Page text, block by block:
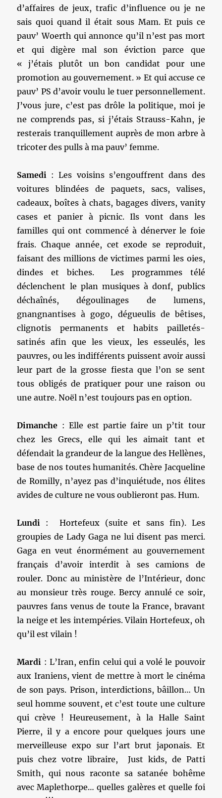
d’affaires de jeux, trafic d’influence ou je ne
sais quoi quand il était sous Mam. Et puis ce
pauv’ Woerth qui annonce qu’il n’est pas mort
et qui digère mal son éviction parce que
« j’étais plutôt un bon candidat pour une
promotion au gouvernement. » Et qui accuse ce
pauv’ PS d’avoir voulu le tuer personnellement.
J’vous jure, c’est pas drôle la politique, moi je
ne comprends pas, si j’étais Strauss-Kahn, je
resterais tranquillement auprès de mon arbre à
tricoter des pulls à ma pauv’ femme.
Samedi : Les voisins s’engouffrent dans des
voitures blindées de paquets, sacs, valises,
cadeaux, boîtes à chats, bagages divers, vanity
cases et panier à picnic. Ils vont dans les
familles qui ont commencé à dénerver le foie
frais. Chaque année, cet exode se reproduit,
faisant des millions de victimes parmi les oies,
dindes et biches. Les programmes télé
déclenchent le plan musiques à donf, publics
déchaînés, dégoulinages de lumens,
gnangnantises à gogo, dégueulis de bêtises,
clignotis permanents et habits pailletés-
satinés afin que les vieux, les esseulés, les
pauvres, ou les indifférents puissent avoir aussi
leur part de la grosse fiesta que l’on se sent
tous obligés de pratiquer pour une raison ou
une autre. Noël n’est toujours pas en option.
Dimanche : Elle est partie faire un p’tit tour
chez les Grecs, elle qui les aimait tant et
défendait la grandeur de la langue des Hellènes,
base de nos toutes humanités. Chère Jacqueline
de Romilly, n’ayez pas d’inquiétude, nos élites
avides de culture ne vous oublieront pas. Hum.
Lundi : Hortefeux (suite et sans fin). Les
groupies de Lady Gaga ne lui disent pas merci.
Gaga en veut énormément au gouvernement
français d’avoir interdit à ses camions de
rouler. Donc au ministère de l’Intérieur, donc
au monsieur très rouge. Bercy annulé ce soir,
pauvres fans venus de toute la France, bravant
la neige et les intempéries. Vilain Hortefeux, oh
qu’il est vilain !
Mardi : L’Iran, enfin celui qui a volé le pouvoir
aux Iraniens, vient de mettre à mort le cinéma
de son pays. Prison, interdictions, bâillon… Un
seul homme souvent, et c’est toute une culture
qui crève ! Heureusement, à la Halle Saint
Pierre, il y a encore pour quelques jours une
merveilleuse expo sur l’art brut japonais. Et
puis chez votre libraire, Just kids, de Patti
Smith, qui nous raconte sa satanée bohême
avec Maplethorpe… quelles galères et quelle foi